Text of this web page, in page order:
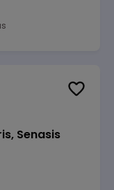
Senasis